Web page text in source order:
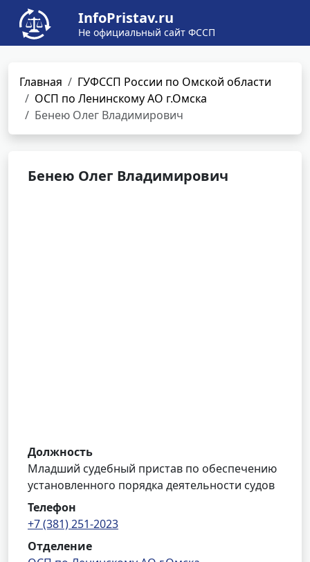
InfoPristav.ru
Не официальный сайт ФССП
Главная
ГУФССП России по Омской области
ОСП по Ленинскому АО г.Омска
Бенею Олег Владимирович
Бенею Олег Владимирович
Должность
Младший судебный пристав по обеспечению
установленного порядка деятельности судов
Телефон
+7 (381) 251-2023
Отделение